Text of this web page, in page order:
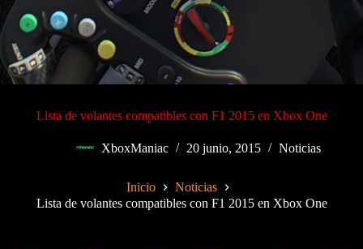
Lista de volantes compatibles con F1 2015 en Xbox One
XboxManiac 20 junio, 2015 Noticias
Inicio
Noticias
Lista de volantes compatibles con F1 2015 en Xbox One